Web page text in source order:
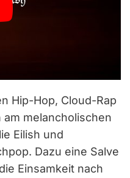
Hip-Hop, Cloud-Rap
melancholischen
Eilish und
Dazu eine Salve
Einsamkeit nach